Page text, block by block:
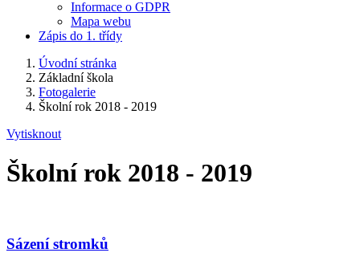
Informace o GDPR
Mapa webu
Zápis do 1. třídy
Úvodní stránka
Základní škola
Fotogalerie
Školní rok 2018 - 2019
Vytisknout
Školní rok 2018 - 2019
Sázení stromků